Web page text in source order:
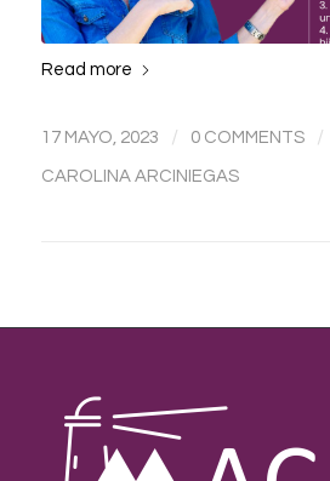
Read more
17 MAYO, 2023 / 0 COMMENTS /
CAROLINA ARCINIEGAS